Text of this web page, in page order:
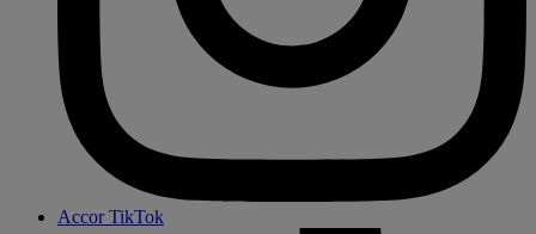
Accor TikTok